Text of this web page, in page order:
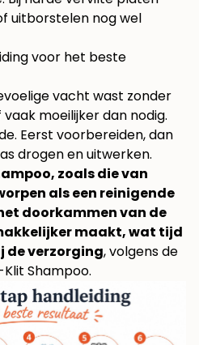
uitborstelen nog wel
voor het beste
vacht wast zonder
moeilijker dan nodig.
Eerst voorbereiden, dan
drogen en uitwerken.
zoals die van
als een reinigende
doorkammen van de
maakt, wat tijd
de verzorging, volgens de
Klit Shampoo.